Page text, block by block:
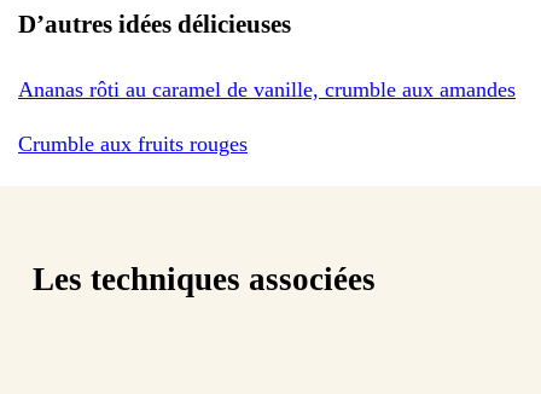
D’autres idées délicieuses
Ananas rôti au caramel de vanille, crumble aux amandes
Crumble aux fruits rouges
Les techniques associées